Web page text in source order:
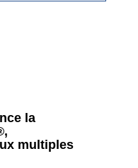
la
multiples